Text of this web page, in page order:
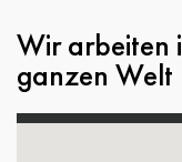
Wir arbeiten
ganzen Welt